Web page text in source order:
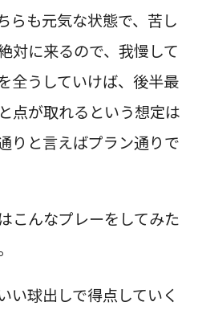
らも元気な状態で、苦し
対に来るので、我慢して
全うしていけば、後半最
点が取れるという想定は
りと言えばプラン通りで
んなプレーをしてみた
い球出しで得点していく